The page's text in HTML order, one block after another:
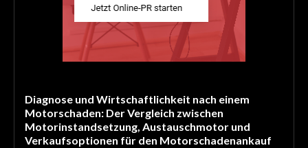
Diagnose und Wirtschaftlichkeit nach einem
Motorschaden: Der Vergleich zwischen
Motorinstandsetzung, Austauschmotor und
Verkaufsoptionen für den Motorschadenankauf